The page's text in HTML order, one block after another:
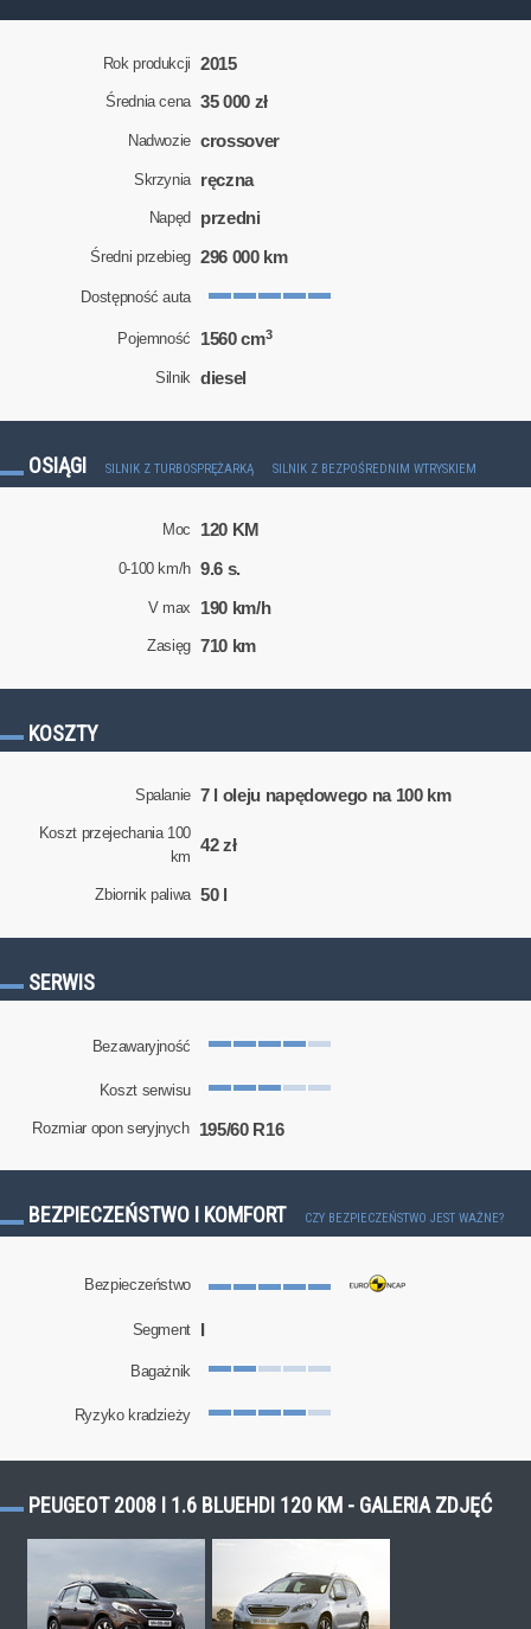
Rok produkcji 2015
Średnia cena 35 000 zł
Nadwozie crossover
Skrzynia ręczna
Napęd przedni
Średni przebieg 296 000 km
Dostępność auta
Pojemność 1560 cm3
Silnik diesel
OSIĄGI SILNIK Z TURBOSPRĘŻARKĄ SILNIK Z BEZPOŚREDNIM WTRYSKIEM
Moc 120 KM
0-100 km/h 9.6 s.
V max 190 km/h
Zasięg 710 km
KOSZTY
Spalanie 7 l oleju napędowego na 100 km
Koszt przejechania 100
km
42 zł
Zbiornik paliwa 50 l
SERWIS
Bezawaryjność
Koszt serwisu
Rozmiar opon seryjnych 195/60 R16
BEZPIECZEŃSTWO I KOMFORT CZY BEZPIECZEŃSTWO JEST WAŻNE?
Bezpieczeństwo
Segment I
Bagażnik
Ryzyko kradzieży
PEUGEOT 2008 I 1.6 BLUEHDI 120 KM - GALERIA ZDJĘĆ